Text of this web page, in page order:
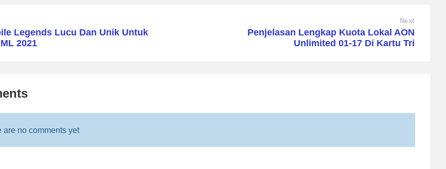
Legends Lucu Dan Unik Untuk
2021
Next
Penjelasan Lengkap Kuota Lokal AON
Unlimited 01-17 Di Kartu Tri
are no comments yet